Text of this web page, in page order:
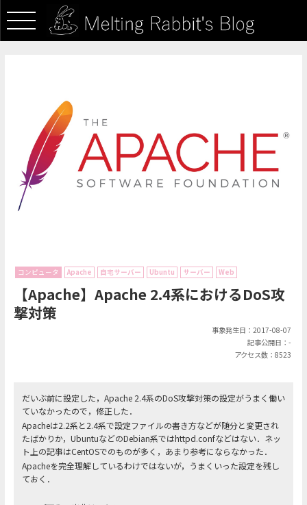
コンピュータ Apache 自宅サーバー Ubuntu サーバー Web
【Apache】Apache 2.4系におけるDoS攻
撃対策
事象発生日：2017-08-07
記事公開日：-
アクセス数：8523
だいぶ前に設定した，Apache 2.4系のDoS攻撃対策の設定がうまく働い
ていなかったので，修正した．
Apacheは2.2系と2.4系で設定ファイルの書き方などが随分と変更され
たばかりか，UbuntuなどのDebian系ではhttpd.confなどはない．ネッ
ト上の記事はCentOSでのものが多く，あまり参考にならなかった．
Apacheを完全理解しているわけではないが，うまくいった設定を残し
ておく．